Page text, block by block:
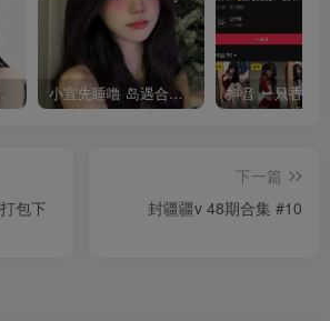
小宣先睡噜 岛遇合集[持续更新2025.08.27]
包下
下一篇
封疆疆v 48期合集 #10